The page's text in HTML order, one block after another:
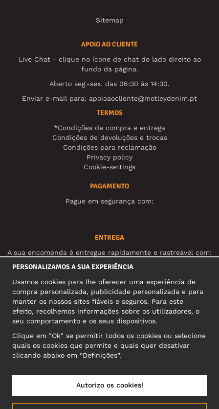
Sitemap
APOIO AO CLIENTE
Live Chat - clique no ícone de chat do lado direito ao
fundo da página.
Aberto seg.-sex. das 06:30 às 14:30.
Enviar e-mail para: apoioaocliente@motleydenim.pt
TERMOS
*Condições de compra e entrega
Condições de devoluções e trocas
Condições para reclamação
Privacy policy
Cookie-settings
PAGAMENTO
Pague em segurança com:
ENTREGA
A sua encomenda é entregue rapidamente e rastreável com:
REDES SOCIAIS
MORADA COMERCIAL
Motley Denim Europe OÜ
Narva mnt 5, EE-10117 Tallinn
Reg: 12356245
Atenção! Não envie devoluções para esta morada!
PERSONALIZAMOS A SUA EXPERIÊNCIA
Usamos cookies para lhe oferecer uma experiência de
compra personalizada, publicidade personalizada e para
manter os nossos sites fiáveis e seguros. Para este
efeito, recolhemos informações sobre os utilizadores, o
seu comportamento e os seus dispositivos.
Clique em "Ok" se permitir todos os cookies ou selecione
quais os cookies que permite e quais quer desativar
clicando abaixo em “Definições”.
Autorizo os cookies!